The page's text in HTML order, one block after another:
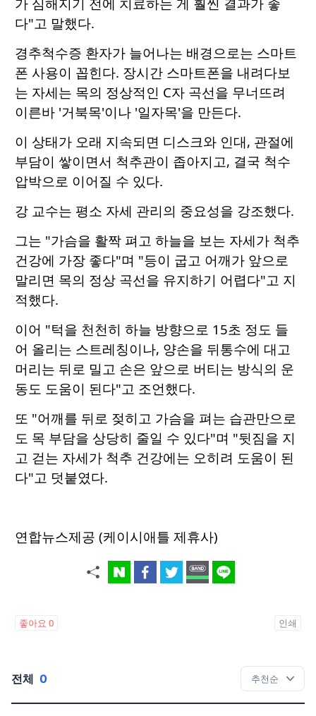
다"고 말했다.
경추척수증 환자가 늘어나는 배경으로는 스마트
폰 사용이 꼽힌다. 장시간 스마트폰을 내려다보
는 자세는 목의 정상적인 C자 곡선을 무너뜨려
이른바 '거북목'이나 '일자목'을 만든다.
이 상태가 오래 지속되면 디스크와 인대, 관절에
부담이 쌓이면서 척추관이 좁아지고, 결국 척수
압박으로 이어질 수 있다.
강 교수는 평소 자세 관리의 중요성을 강조했다.
그는 "가슴을 활짝 펴고 하늘을 보는 자세가 척추
건강에 가장 좋다"며 "등이 굽고 어깨가 앞으로
말리면 목의 정상 곡선을 유지하기 어렵다"고 지
적했다.
이어 "턱을 천천히 하늘 방향으로 15초 정도 들
어 올리는 스트레칭이나, 양손을 뒤통수에 대고
머리는 뒤로 밀고 손은 앞으로 버티는 방식의 운
동도 도움이 된다"고 조언했다.
또 "어깨를 뒤로 젖히고 가슴을 펴는 습관만으로
도 목 부담을 상당히 줄일 수 있다"며 "뒷짐을 지
고 걷는 자세가 척추 건강에는 오히려 도움이 된
다"고 덧붙였다.
연합뉴스제공 (케이시애틀 제휴사)
좋아요 0 인쇄
전체 0